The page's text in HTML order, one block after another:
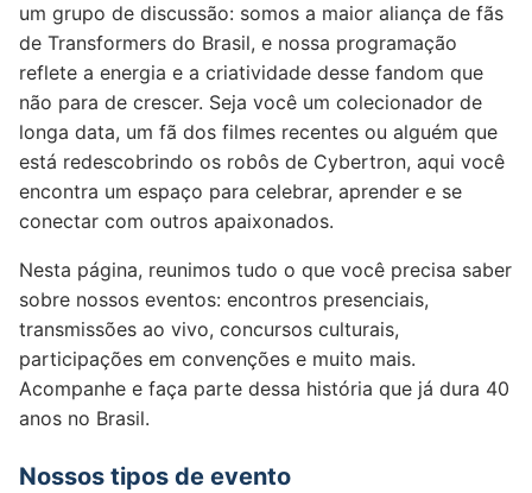
um grupo de discussão: somos a maior aliança de fãs
de Transformers do Brasil, e nossa programação
reflete a energia e a criatividade desse fandom que
não para de crescer. Seja você um colecionador de
longa data, um fã dos filmes recentes ou alguém que
está redescobrindo os robôs de Cybertron, aqui você
encontra um espaço para celebrar, aprender e se
conectar com outros apaixonados.
Nesta página, reunimos tudo o que você precisa saber
sobre nossos eventos: encontros presenciais,
transmissões ao vivo, concursos culturais,
participações em convenções e muito mais.
Acompanhe e faça parte dessa história que já dura 40
anos no Brasil.
Nossos tipos de evento